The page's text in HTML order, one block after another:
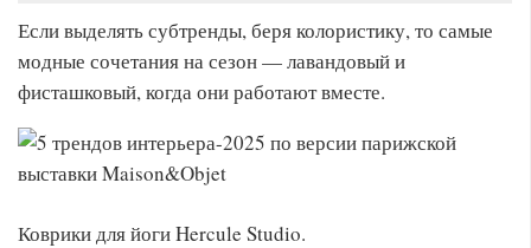
Если выделять субтренды, беря колористику, то самые
модные сочетания на сезон — лавандовый и
фисташковый, когда они работают вместе.
Коврики для йоги Hercule Studio.